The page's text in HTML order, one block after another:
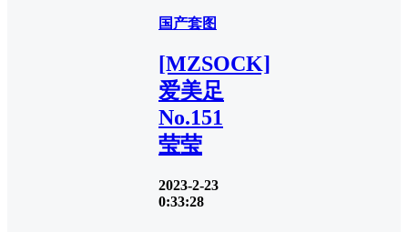
国产套图
[MZSOCK]
爱美足
No.151
莹莹
2023-2-23
0:33:28